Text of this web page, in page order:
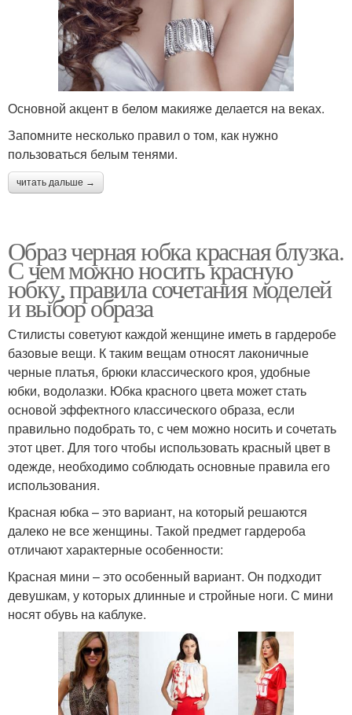
Основной акцент в белом макияже делается на веках.
Запомните несколько правил о том, как нужно
пользоваться белым тенями.
читать дальше →
Образ черная юбка красная блузка.
С чем можно носить красную
юбку, правила сочетания моделей
и выбор образа
Стилисты советуют каждой женщине иметь в гардеробе
базовые вещи. К таким вещам относят лаконичные
черные платья, брюки классического кроя, удобные
юбки, водолазки. Юбка красного цвета может стать
основой эффектного классического образа, если
правильно подобрать то, с чем можно носить и сочетать
этот цвет. Для того чтобы использовать красный цвет в
одежде, необходимо соблюдать основные правила его
использования.
Красная юбка – это вариант, на который решаются
далеко не все женщины. Такой предмет гардероба
отличают характерные особенности:
Красная мини – это особенный вариант. Он подходит
девушкам, у которых длинные и стройные ноги. С мини
носят обувь на каблуке.